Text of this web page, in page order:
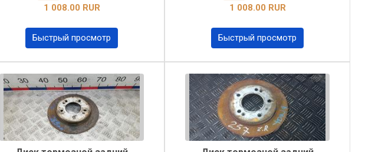
1 008.00 RUR
Быстрый просмотр
1 008.00 RUR
Быстрый просмотр